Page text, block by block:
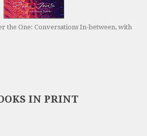
the One: Conversations In-between, with
IN PRINT